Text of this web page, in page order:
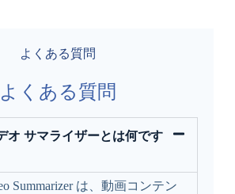
よくある質問
よくある質問
オ サマライザーとは何です
Summarizer は、動画コンテン